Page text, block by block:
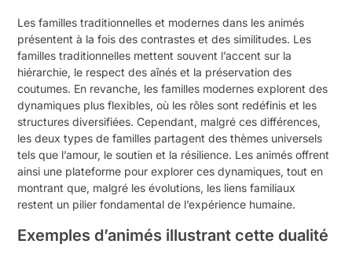
Les familles traditionnelles et modernes dans les animés
présentent à la fois des contrastes et des similitudes. Les
familles traditionnelles mettent souvent l’accent sur la
hiérarchie, le respect des aînés et la préservation des
coutumes. En revanche, les familles modernes explorent des
dynamiques plus flexibles, où les rôles sont redéfinis et les
structures diversifiées. Cependant, malgré ces différences,
les deux types de familles partagent des thèmes universels
tels que l’amour, le soutien et la résilience. Les animés offrent
ainsi une plateforme pour explorer ces dynamiques, tout en
montrant que, malgré les évolutions, les liens familiaux
restent un pilier fondamental de l’expérience humaine.
Exemples d’animés illustrant cette dualité